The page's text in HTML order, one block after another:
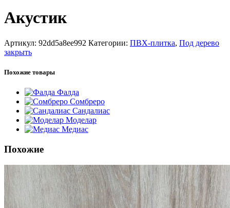
Акустик
Артикул: 92dd5a8ee992 Категории: ПВХ-плитка, Под дерево
закрыть
Похожие товары
Фалда
Сомбреро
Сандалиас
Моделар
Медиас
Похожие